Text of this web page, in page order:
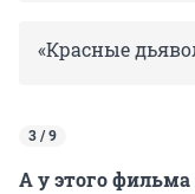
«Красные
3 / 9
А у этого